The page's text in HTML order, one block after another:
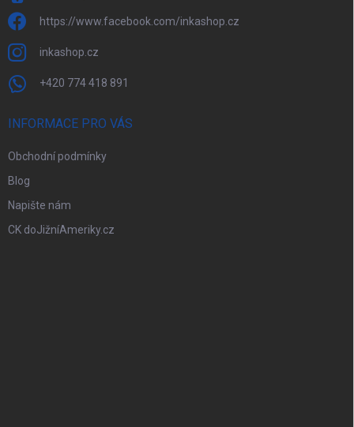
https://www.facebook.com/inkashop.cz
inkashop.cz
+420 774 418 891
INFORMACE PRO VÁS
Obchodní podmínky
Blog
Napište nám
CK doJižníAmeriky.cz